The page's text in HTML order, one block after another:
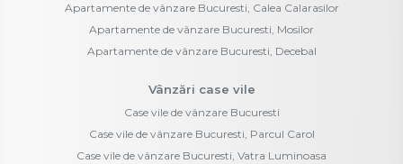
Apartamente de vânzare Bucuresti, Calea Calarasilor
Apartamente de vânzare Bucuresti, Mosilor
Apartamente de vânzare Bucuresti, Decebal
Vânzări case vile
Case vile de vânzare Bucuresti
Case vile de vânzare Bucuresti, Parcul Carol
Case vile de vânzare Bucuresti, Vatra Luminoasa